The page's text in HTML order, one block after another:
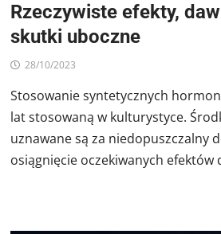
Rzeczywiste efekty,
skutki uboczne
28/10/2023
Stosowanie syntetycznych
lat stosowaną w kulturystyce.
uznawane są za niedopuszczalny
osiągnięcie oczekiwanych efektów